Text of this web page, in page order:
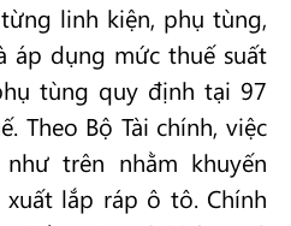
linh kiện, phụ tùng,
áp dụng mức thuế suất
tùng quy định tại 97
Theo Bộ Tài chính, việc
trên nhằm khuyến
lắp ráp ô tô. Chính